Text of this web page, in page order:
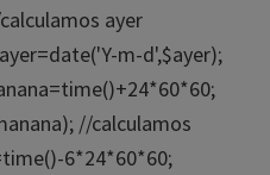
ayer
m-d',$ayer);
//calculamos
6*24*60*60;